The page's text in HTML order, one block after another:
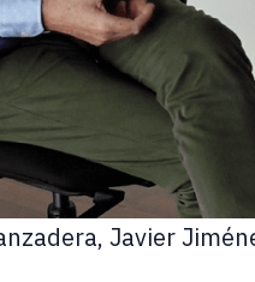
Javier